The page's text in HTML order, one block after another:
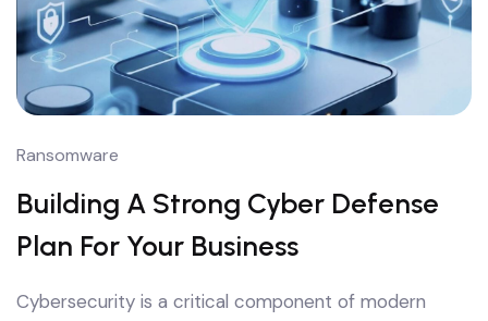
Ransomware
Building A Strong Cyber Defense
Plan For Your Business
Cybersecurity is a critical component of modern